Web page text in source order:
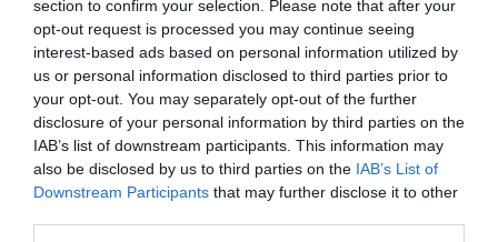
section to confirm your selection. Please note that after your
opt-out request is processed you may continue seeing
interest-based ads based on personal information utilized by
us or personal information disclosed to third parties prior to
your opt-out. You may separately opt-out of the further
disclosure of your personal information by third parties on the
IAB’s list of downstream participants. This information may
also be disclosed by us to third parties on the IAB’s List of
Downstream Participants that may further disclose it to other
MEDIA